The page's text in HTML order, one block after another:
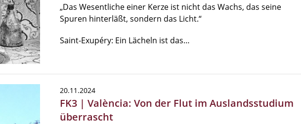
„Das Wesentliche einer Kerze ist nicht das Wachs, das seine
Spuren hinterläßt, sondern das Licht.“
Saint-Exupéry: Ein Lächeln ist das…
20.11.2024
FK3 | València: Von der Flut im Auslandsstudium
überrascht